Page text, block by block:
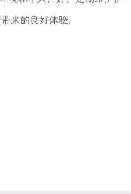
来的良好体验。